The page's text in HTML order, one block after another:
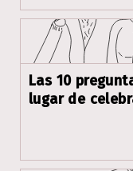
Las 10
lugar de